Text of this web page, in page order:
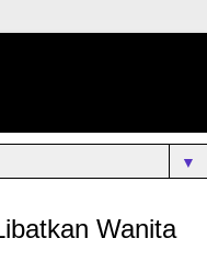
▼
Wanita